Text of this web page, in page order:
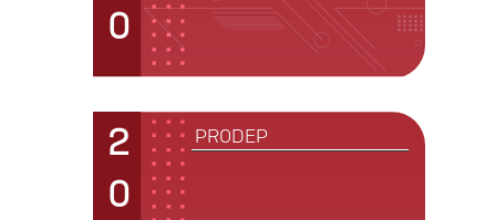
0
2
0
PRODEP